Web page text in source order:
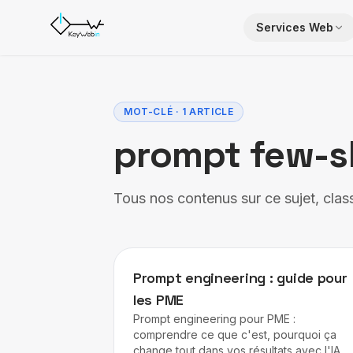
Aller au contenu
Services Web
MOT-CLÉ · 1 ARTICLE
prompt few-
Tous nos contenus sur ce sujet,
Prompt engineering : guide pour
les PME
Prompt engineering pour PME :
comprendre ce que c'est, pourquoi ça
change tout dans vos résultats avec l'IA,